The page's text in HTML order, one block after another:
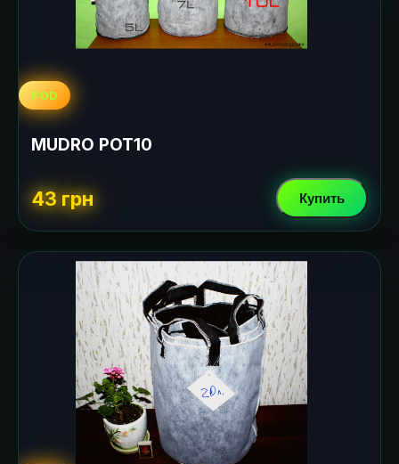
POD
MUDRO POT10
43 грн Купить